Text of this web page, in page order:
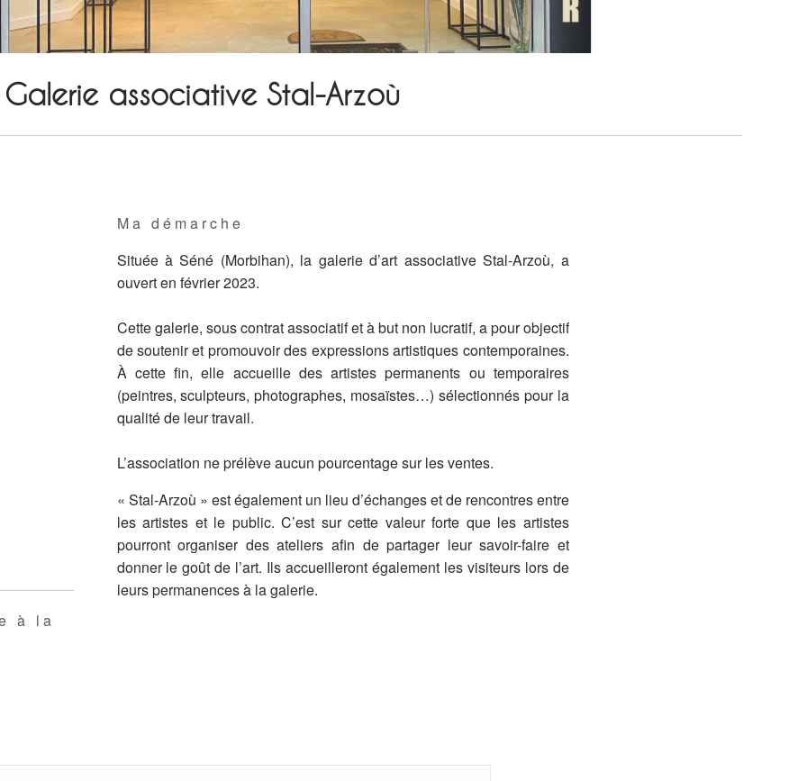
Galerie associative Stal-Arzoù
à la
Ma démarche
Située à Séné (Morbihan), la galerie d’art associative Stal-Arzoù, a
ouvert en février 2023.
Cette galerie, sous contrat associatif et à but non lucratif, a pour objectif
de soutenir et promouvoir des expressions artistiques contemporaines.
À cette fin, elle accueille des artistes permanents ou temporaires
(peintres, sculpteurs, photographes, mosaïstes…) sélectionnés pour la
qualité de leur travail.
L’association ne prélève aucun pourcentage sur les ventes.
« Stal-Arzoù » est également un lieu d’échanges et de rencontres entre
les artistes et le public. C’est sur cette valeur forte que les artistes
pourront organiser des ateliers afin de partager leur savoir-faire et
donner le goût de l’art. Ils accueilleront également les visiteurs lors de
leurs permanences à la galerie.